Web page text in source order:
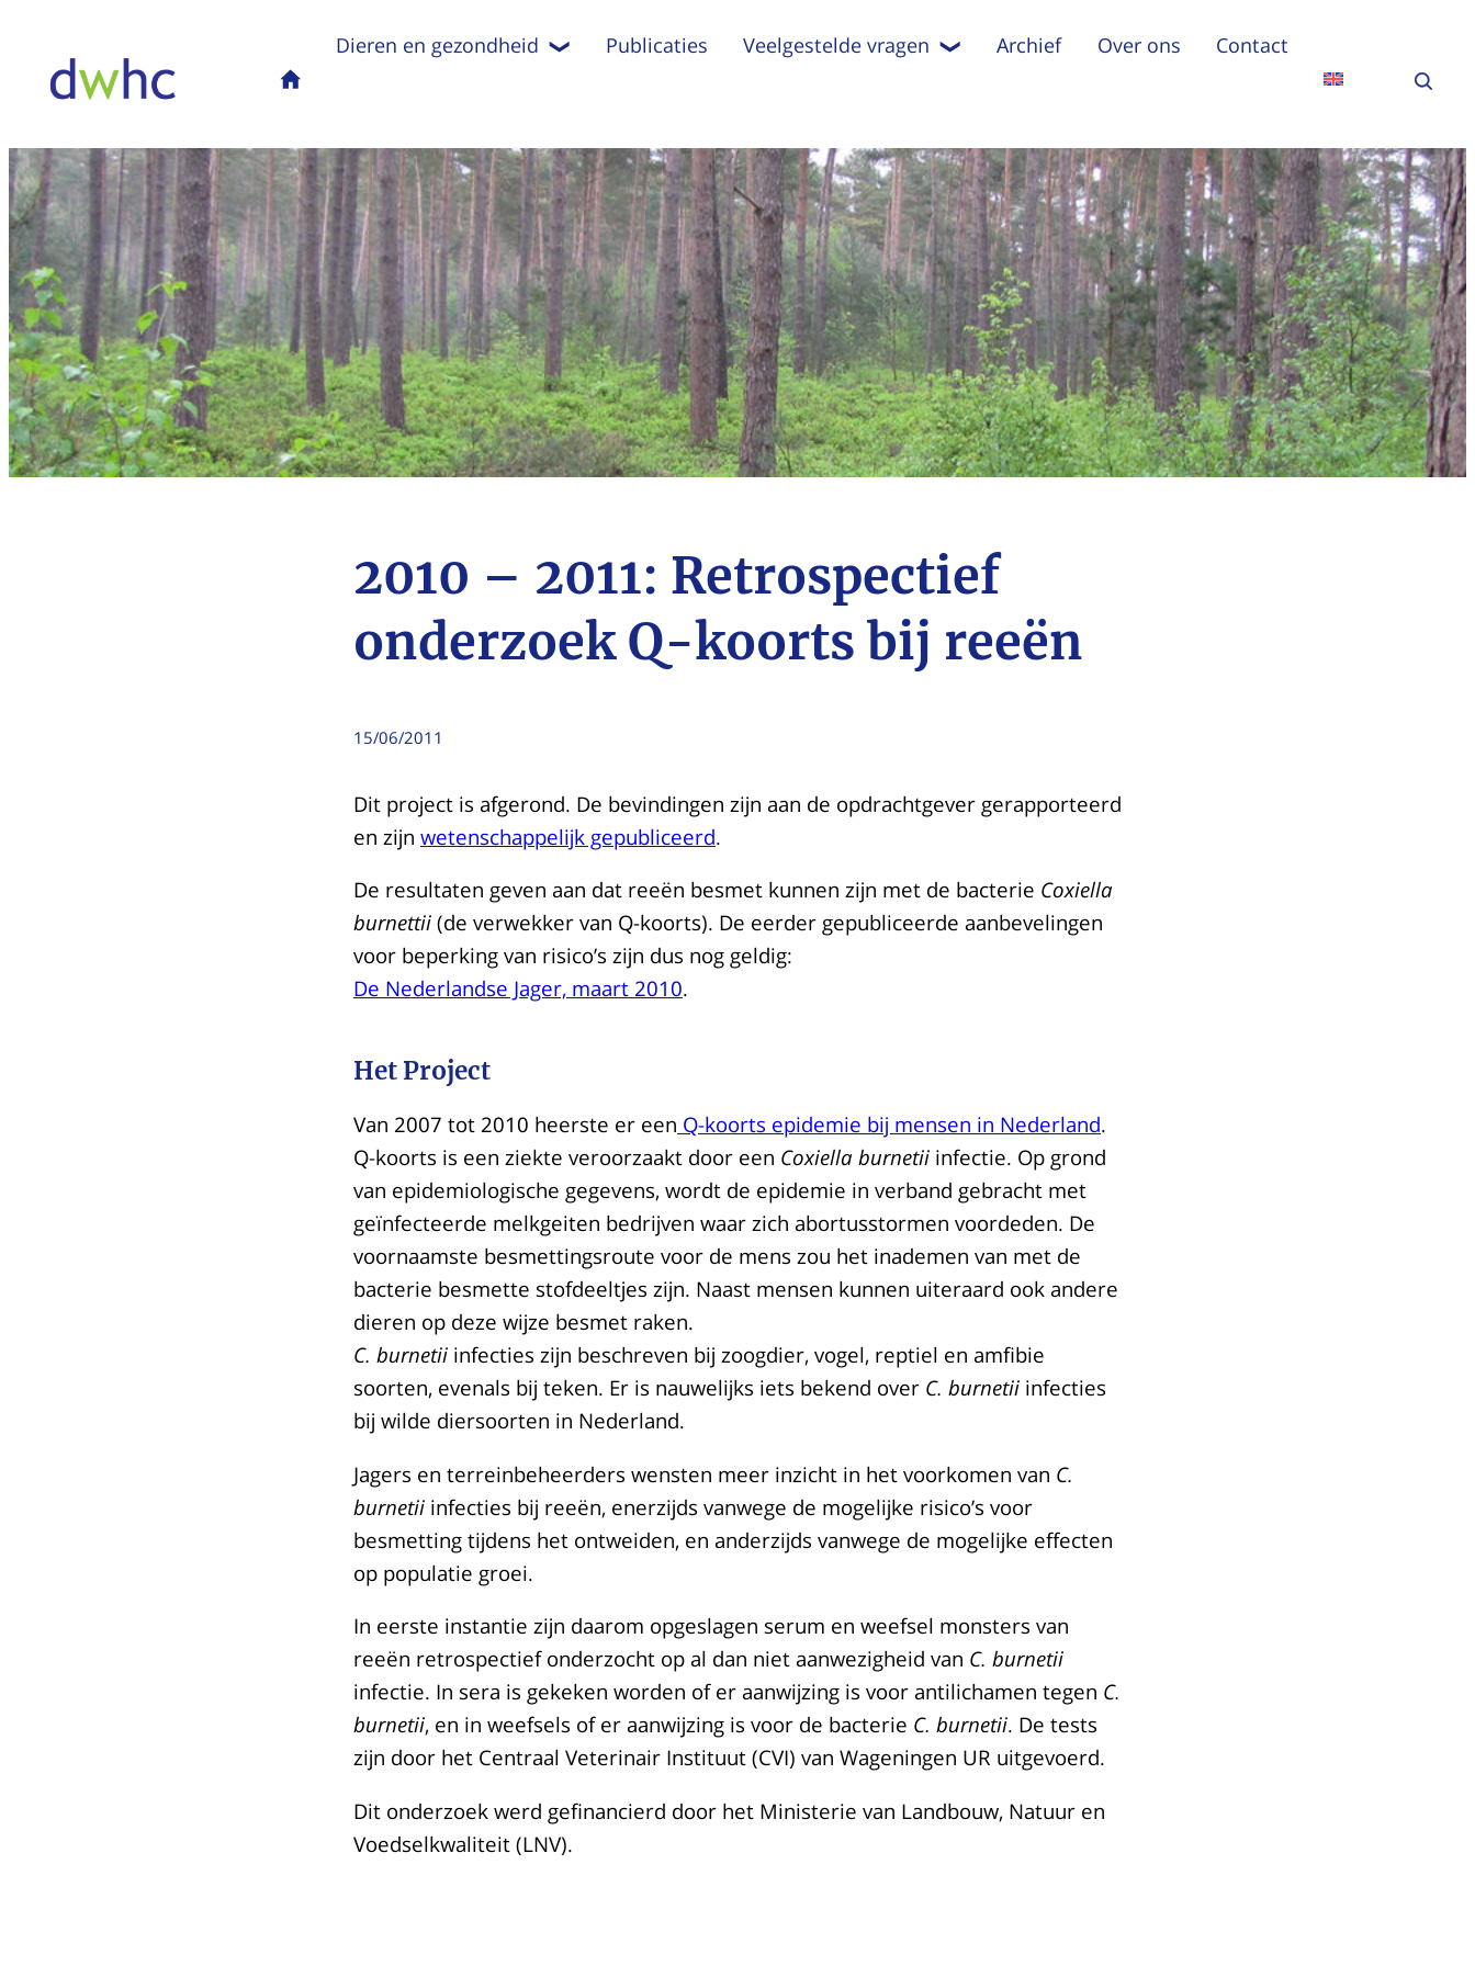
Dieren en gezondheid Publicaties Veelgestelde vragen Archief Over ons Contact
2010 – 2011: Retrospectief
onderzoek Q-koorts bij reeën
15/06/2011
Dit project is afgerond. De bevindingen zijn aan de opdrachtgever gerapporteerd
en zijn wetenschappelijk gepubliceerd.
De resultaten geven aan dat reeën besmet kunnen zijn met de bacterie Coxiella
burnettii (de verwekker van Q-koorts). De eerder gepubliceerde aanbevelingen
voor beperking van risico’s zijn dus nog geldig:
De Nederlandse Jager, maart 2010.
Het Project
Van 2007 tot 2010 heerste er een Q-koorts epidemie bij mensen in Nederland.
Q-koorts is een ziekte veroorzaakt door een Coxiella burnetii infectie. Op grond
van epidemiologische gegevens, wordt de epidemie in verband gebracht met
geïnfecteerde melkgeiten bedrijven waar zich abortusstormen voordeden. De
voornaamste besmettingsroute voor de mens zou het inademen van met de
bacterie besmette stofdeeltjes zijn. Naast mensen kunnen uiteraard ook andere
dieren op deze wijze besmet raken.
C. burnetii infecties zijn beschreven bij zoogdier, vogel, reptiel en amfibie
soorten, evenals bij teken. Er is nauwelijks iets bekend over C. burnetii infecties
bij wilde diersoorten in Nederland.
Jagers en terreinbeheerders wensten meer inzicht in het voorkomen van C.
burnetii infecties bij reeën, enerzijds vanwege de mogelijke risico’s voor
besmetting tijdens het ontweiden, en anderzijds vanwege de mogelijke effecten
op populatie groei.
In eerste instantie zijn daarom opgeslagen serum en weefsel monsters van
reeën retrospectief onderzocht op al dan niet aanwezigheid van C. burnetii
infectie. In sera is gekeken worden of er aanwijzing is voor antilichamen tegen C.
burnetii, en in weefsels of er aanwijzing is voor de bacterie C. burnetii. De tests
zijn door het Centraal Veterinair Instituut (CVI) van Wageningen UR uitgevoerd.
Dit onderzoek werd gefinancierd door het Ministerie van Landbouw, Natuur en
Voedselkwaliteit (LNV).